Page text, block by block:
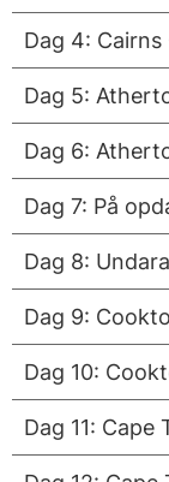
Dag 4:
Dag 5:
Dag 9:
Dag 10:
Dag 11: Cape